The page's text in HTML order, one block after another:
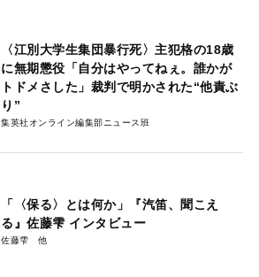
〈江別大学生集団暴行死〉主犯格の18歳
に無期懲役「自分はやってねぇ。誰かが
トドメさした」裁判で明かされた“他責ぶ
り”
集英社オンライン編集部ニュース班
「〈保る〉とは何か」『汽笛、聞こえ
る』佐藤雫 インタビュー
佐藤雫